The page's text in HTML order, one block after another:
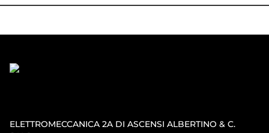
ELETTROMECCANICA 2A DI ASCENSI ALBERTINO & C.